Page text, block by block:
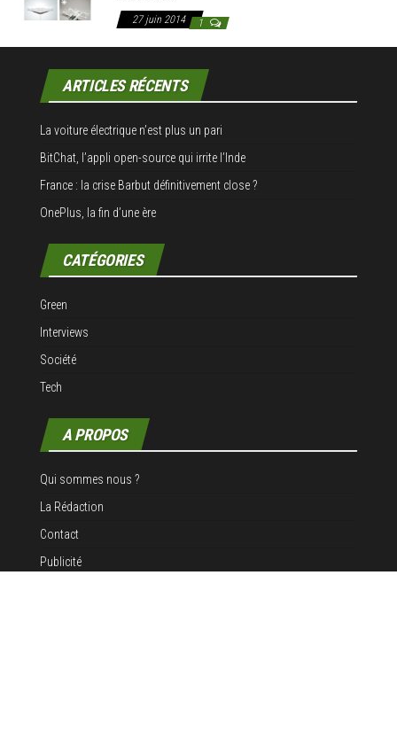
27 juin 2014 1
ARTICLES RÉCENTS
La voiture électrique n’est plus un pari
BitChat, l’appli open-source qui irrite l’Inde
France : la crise Barbut définitivement close ?
OnePlus, la fin d’une ère
CATÉGORIES
Green
Interviews
Société
Tech
A PROPOS
Qui sommes nous ?
La Rédaction
Contact
Publicité